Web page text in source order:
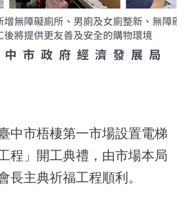
中市梧棲第一市場設置電梯
程」開工典禮，由市場本局
長主典祈福工程順利。